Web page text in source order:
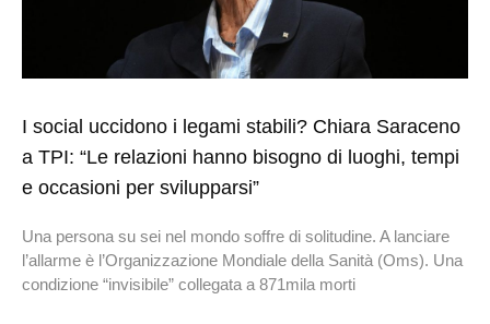
I social uccidono i legami stabili? Chiara Saraceno
a TPI: “Le relazioni hanno bisogno di luoghi, tempi
e occasioni per svilupparsi”
Una persona su sei nel mondo soffre di solitudine. A lanciare
l’allarme è l’Organizzazione Mondiale della Sanità (Oms). Una
condizione “invisibile” collegata a 871mila morti